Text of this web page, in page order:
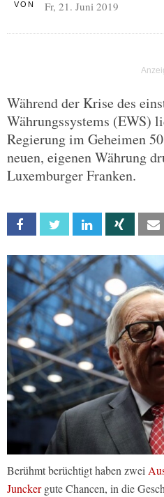
VON Fr, 21. Juni 2019
Während der Krise des
Währungssystems (EWS)
Regierung im Geheimen
neuen, eigenen Währung
Luxemburger Franken.
Facebook Twitter Linkedin Xing
Berühmt berüchtigt haben zwei
Junckergute Chancen, in die